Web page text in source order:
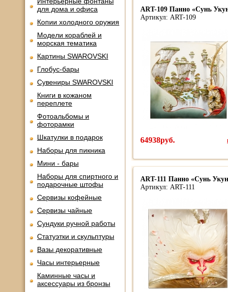
для дома и офиса
Копии холодного оружия
Модели кораблей и
морская тематика
Картины SWAROVSKI
Глобус-бары
Сувениры SWAROVSKI
Книги в кожаном
переплете
Фотоальбомы и
фоторамки
Шкатулки в подарок
Наборы для пикника
Мини - бары
Наборы для спиртного и
подарочные штофы
Сервизы кофейные
Сервизы чайные
Сундуки ручной работы
Статуэтки и скульптуры
Вазы декоративные
Часы интерьерные
Каминные часы и
аксессуары из бронзы
ART-109 Панно «Сунь
Артикул: ART-109
64938руб.
ART-111 Панно «Сунь
Артикул: ART-111